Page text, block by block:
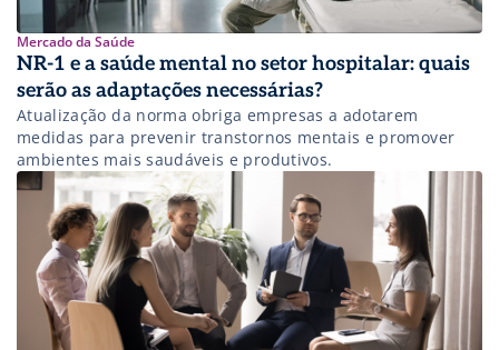
Mercado da Saúde
NR-1 e a saúde mental no setor hospitalar: quais
serão as adaptações necessárias?
Atualização da norma obriga empresas a adotarem
medidas para prevenir transtornos mentais e promover
ambientes mais saudáveis e produtivos.